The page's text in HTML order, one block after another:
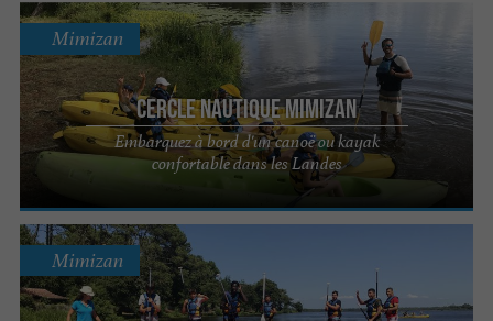
Cercle Nautique Mimizan
Embarquez à bord d'un canoë ou kayak
confortable dans les Landes
Mimizan
Mimizan